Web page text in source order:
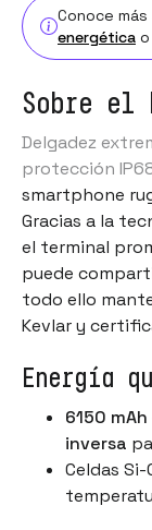
Conoce
energética o
Sobre el
Delgadez
protección
smartphone
Gracias a la
el terminal
puede
todo ello
Kevlar y
Energía
6150 mAh
inversa
Celdas